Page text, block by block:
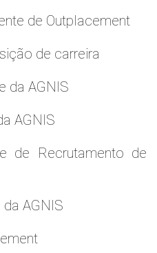
de Outplacement
de carreira
da AGNIS
AGNIS
de Recrutamento de
AGNIS